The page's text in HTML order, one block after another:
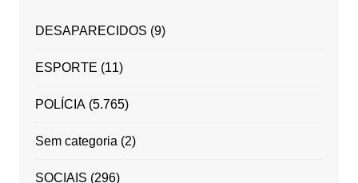
DESAPARECIDOS (9)
ESPORTE (11)
POLÍCIA(5.765)
Sem categoria(2)
SOCIAIS (296)